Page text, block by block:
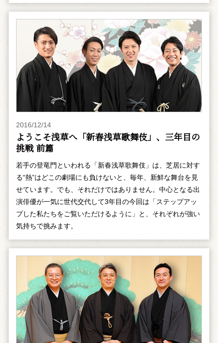
2016/12/14
ようこそ浅草へ「新春浅草歌舞伎」、三年目の
挑戦 前篇
若手の登竜門といわれる「新春浅草歌舞伎」は、芝居に対す
る“熱”はどこの劇場にも負けないと、毎年、新鮮な舞台を見
せています。でも、それだけではありません。中心となる出
演俳優が一気に世代交代して3年目の今回は「ステップアッ
プした私たちをご覧いただけるように」と、それぞれが強い
気持ちで挑みます。